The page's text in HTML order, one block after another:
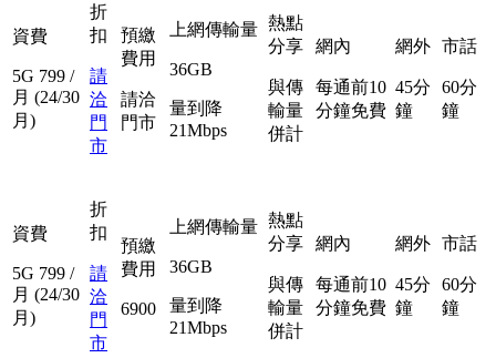
資費
5G 799 /
月 (24/30
月)
折
扣
請
洽
門
市
預繳
費用
請洽
門市
上網傳輸量
36GB
量到降
21Mbps
熱點
分享
與傳
輸量
併計
網內
每通前10
分鐘免費
網外
45分
鐘
市話
60分
鐘
資費
5G 799 /
月 (24/30
月)
折
扣
請
洽
門
市
預繳
費用
6900
上網傳輸量
36GB
量到降
21Mbps
熱點
分享
與傳
輸量
併計
網內
每通前10
分鐘免費
網外
45分
鐘
市話
60分
鐘